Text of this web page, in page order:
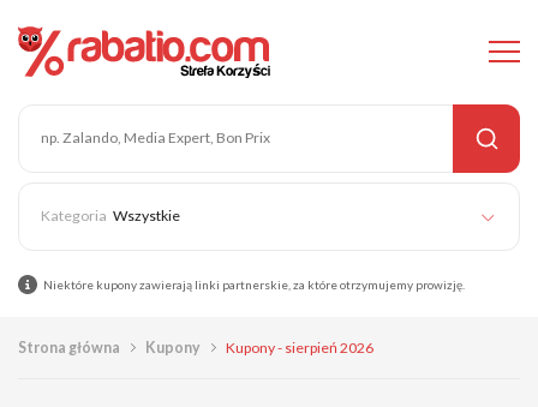
Wszystkie
Niektóre kupony zawierają linki partnerskie, za które otrzymujemy prowizję.
Strona główna Kupony Kupony - sierpień 2026